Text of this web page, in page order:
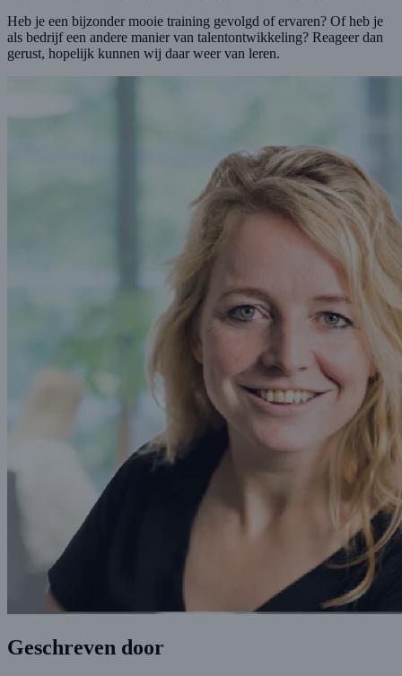
Heb je een bijzonder mooie training gevolgd of ervaren? Of heb je
als bedrijf een andere manier van talentontwikkeling? Reageer dan
gerust, hopelijk kunnen wij daar weer van leren.
Geschreven door